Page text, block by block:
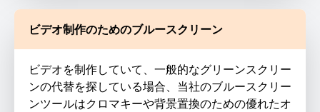
ビデオ制作のためのブルースクリーン
ビデオを制作していて、一般的なグリーンスクリー
ンの代替を探している場合、当社のブルースクリー
ンツールはクロマキーや背景置換のための優れたオ